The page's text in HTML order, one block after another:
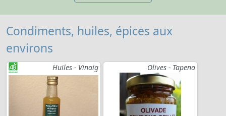
Condiments, huiles, épices aux
environs
Huiles - Vinaig Olives - Tapena